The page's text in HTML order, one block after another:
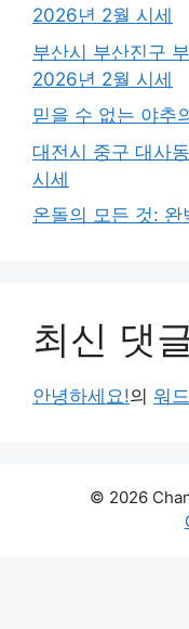
2026년 2월 시세
부산시 부산진구
2026년 2월 시세
믿을 수 없는 야추
대전시 중구 대사
시세
온돌의 모든 것: 완
최신 댓
안녕하세요!의 워
© 2026